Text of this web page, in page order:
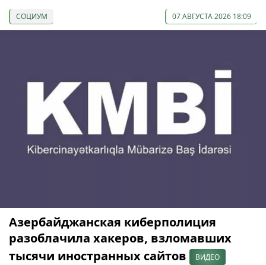
СОЦИУМ 07 АВГУСТА 2026 18:09
Азербайджанская киберполиция
разоблачила хакеров, взломавших
тысячи иностранных сайтов
ВИДЕО